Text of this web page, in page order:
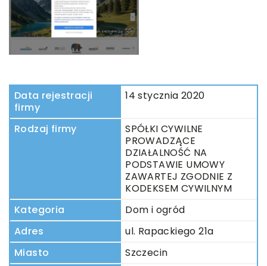
Data rejestracji
firmy
14 stycznia 2020
Rodzaj firmy
SPÓŁKI CYWILNE
PROWADZĄCE
DZIAŁALNOŚĆ NA
PODSTAWIE UMOWY
ZAWARTEJ ZGODNIE Z
KODEKSEM CYWILNYM
Kategoria
Dom i ogród
Adres
ul. Rapackiego 21a
Miasto
Szczecin